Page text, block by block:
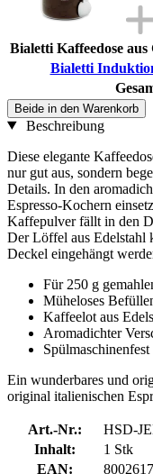
Bialetti Kaffeedose
Bialetti
Beide in den Warenkorb
Beschreibung
Diese elegante
nur gut aus, sondern
Details. In den
Espresso-Kochern
Kaffepulver fällt in den
Der Löffel aus Edelstahl
Deckel eingehängt
Für 250 g
Müheloses
Kaffeelot aus
Aromadichter
Spülmaschinenfest
Ein wunderbares und
original italienischen
Art.-Nr.:
HSD-
Inhalt:
1 Stk
EAN: